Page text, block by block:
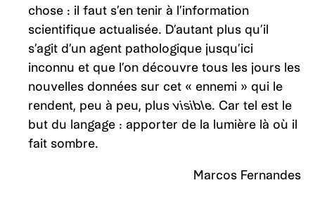
chose : il faut s’en tenir à l’information
scientifique actualisée. D’autant plus qu’il
s’agit d’un agent pathologique jusqu’ici
inconnu et que l’on découvre tous les jours les
nouvelles données sur cet « ennemi » qui le
rendent, peu à peu, plusvisible. Car tel est le
but du langage : apporter de la lumière là où il
fait sombre.
Marcos Fernandes